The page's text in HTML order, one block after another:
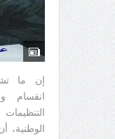
إن ما
الوطنية،